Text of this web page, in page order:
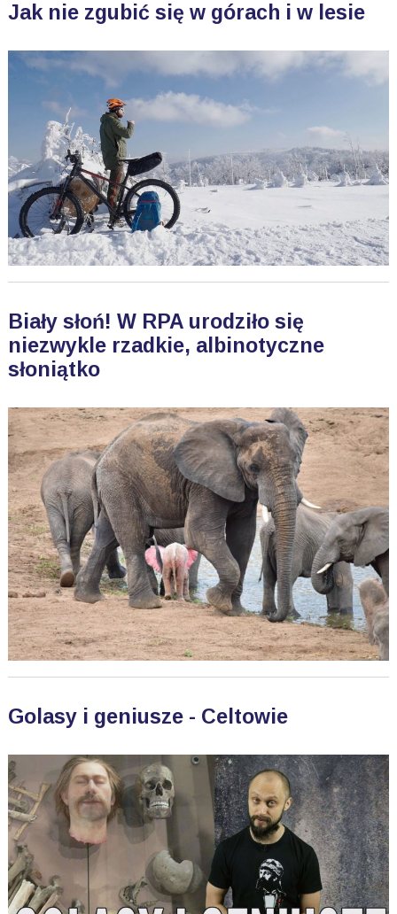
Jak nie zgubić się w górach i w lesie
Biały słoń! W RPA urodziło się
niezwykle rzadkie, albinotyczne
słoniątko
Golasy i geniusze - Celtowie